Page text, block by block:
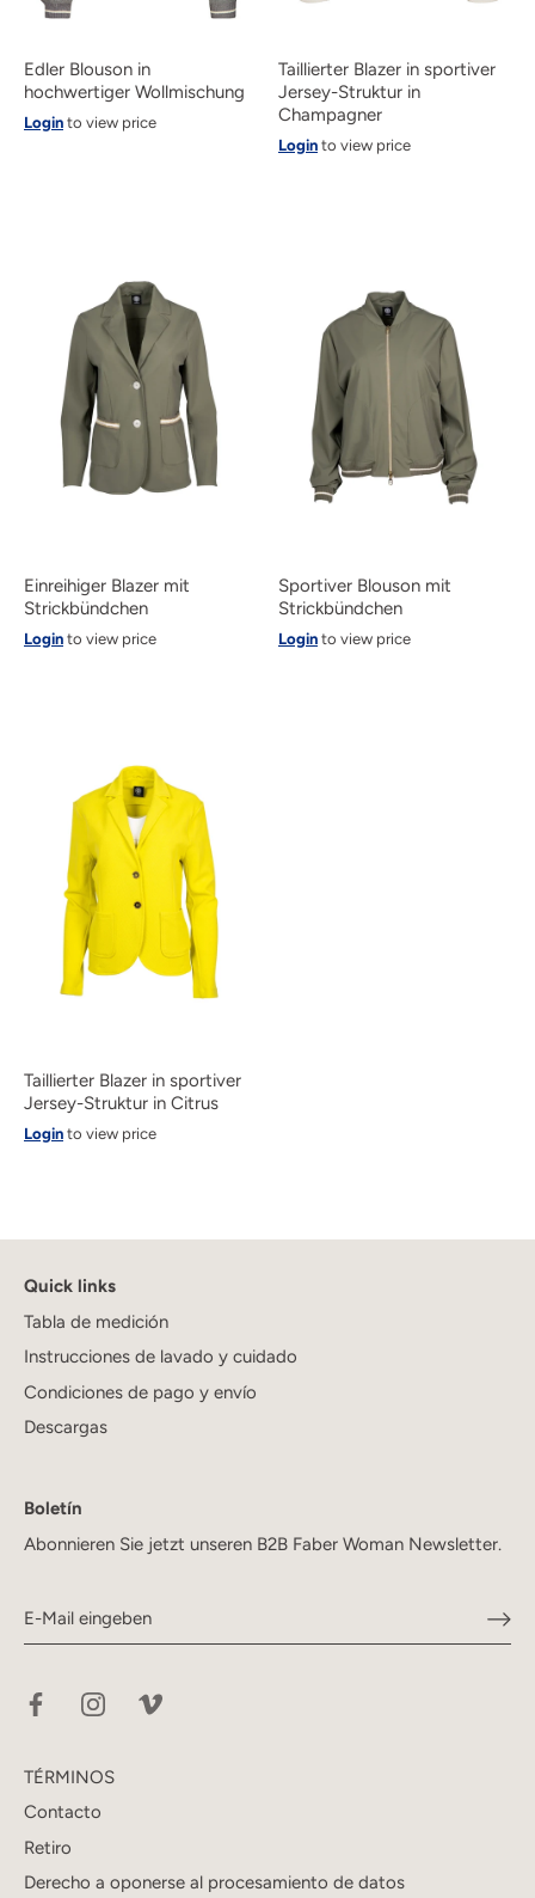
Edler Blouson in
hochwertiger Wollmischung
Login to view price
Taillierter Blazer in sportiver
Jersey-Struktur in
Champagner
Login to view price
Einreihiger Blazer mit
Strickbündchen
Login to view price
Sportiver Blouson mit
Strickbündchen
Login to view price
Taillierter Blazer in sportiver
Jersey-Struktur in Citrus
Login to view price
Quick links
Tabla de medición
Instrucciones de lavado y cuidado
Condiciones de pago y envío
Descargas
Boletín
Abonnieren Sie jetzt unseren B2B Faber Woman Newsletter.
TÉRMINOS
Contacto
Retiro
Derecho a oponerse al procesamiento de datos